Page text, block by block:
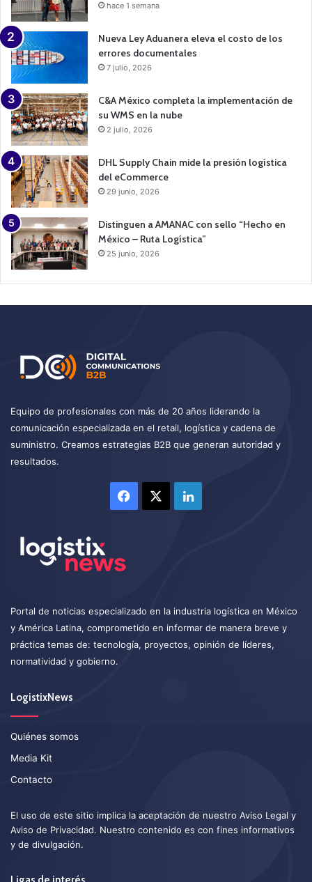
hace 1 semana
Nueva Ley Aduanera eleva el costo de los
errores documentales
7 julio, 2026
C&A México completa la implementación de
su WMS en la nube
2 julio, 2026
DHL Supply Chain mide la presión logística
del eCommerce
29 junio, 2026
Distinguen a AMANAC con sello “Hecho en
México – Ruta Logística”
25 junio, 2026
Equipo de profesionales con más de 20 años liderando la
comunicación especializada en el retail, logística y cadena de
suministro. Creamos estrategias B2B que generan autoridad y
resultados.
Facebook LinkedIn
Portal de noticias especializado en la industria logística en México
y América Latina, comprometido en informar de manera breve y
práctica temas de: tecnología, proyectos, opinión de líderes,
normatividad y gobierno.
LogistixNews
Quiénes somos
Media Kit
Contacto
El uso de este sitio implica la aceptación de nuestro Aviso Legal y
Aviso de Privacidad. Nuestro contenido es con fines informativos
y de divulgación.